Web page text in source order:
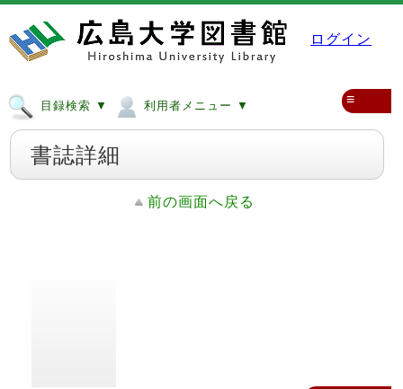
ログイン
目録検索 ▼ 利用者メニュー ▼ ≡
書誌詳細
前の画面へ戻る